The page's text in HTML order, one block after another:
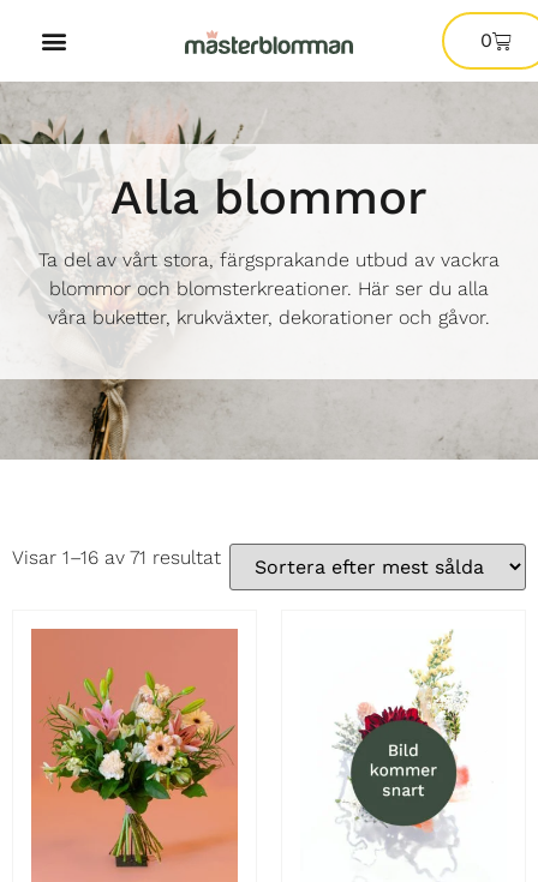
0
Alla blommor
Ta del av vårt stora, färgsprakande utbud av vackra
blommor och blomsterkreationer. Här ser du alla
våra buketter, krukväxter, dekorationer och gåvor.
Visar 1–16 av 71 resultat